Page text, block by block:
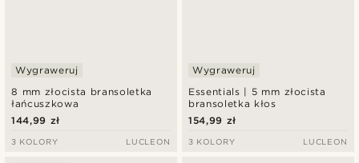
8 mm złocista bransoletka
łańcuszkowa
Wygraweruj
144,99 zł
3 KOLORY LUCLEON
Essentials | 5 mm złocista
bransoletka kłos
Wygraweruj
154,99 zł
3 KOLORY LUCLEON